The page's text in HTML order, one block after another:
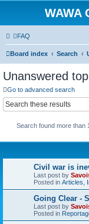
WAWA
FAQ
Board index Search
Unanswered
Go to advanced search
Search found more than
Civil war is
Last post by
Posted in Articles,
Going Clear -
Last post by
Posted in